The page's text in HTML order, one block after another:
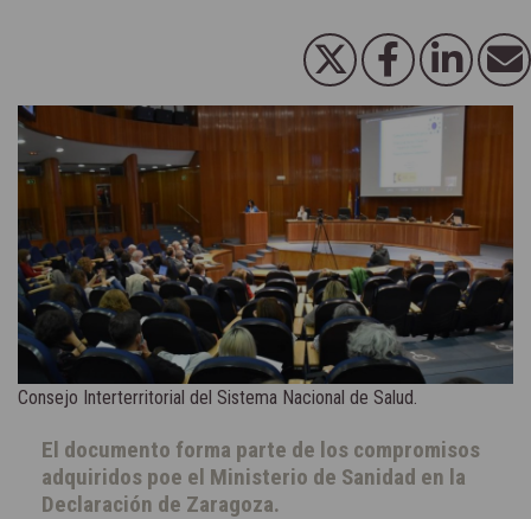
Consejo Interterritorial del Sistema Nacional de Salud.
El documento forma parte de los compromisos
adquiridos poe el Ministerio de Sanidad en la
Declaración de Zaragoza.